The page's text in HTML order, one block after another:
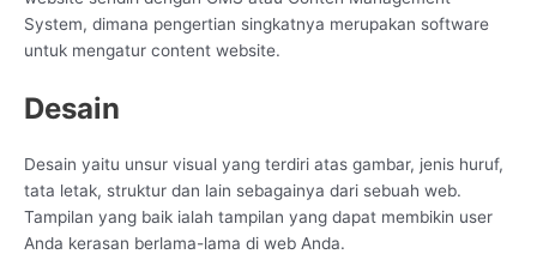
System, dimana pengertian singkatnya merupakan software
untuk mengatur content website.
Desain
Desain yaitu unsur visual yang terdiri atas gambar, jenis huruf,
tata letak, struktur dan lain sebagainya dari sebuah web.
Tampilan yang baik ialah tampilan yang dapat membikin user
Anda kerasan berlama-lama di web Anda.